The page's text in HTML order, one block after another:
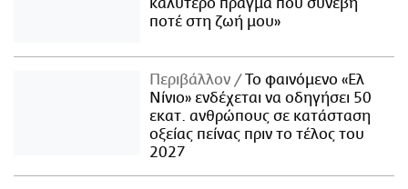
καλύτερο πράγμα που συνέβη
ποτέ στη ζωή μου»
Περιβάλλον
Το φαινόμενο «Ελ
Νίνιο» ενδέχεται να οδηγήσει 50
εκατ. ανθρώπους σε κατάσταση
οξείας πείνας πριν το τέλος του
2027